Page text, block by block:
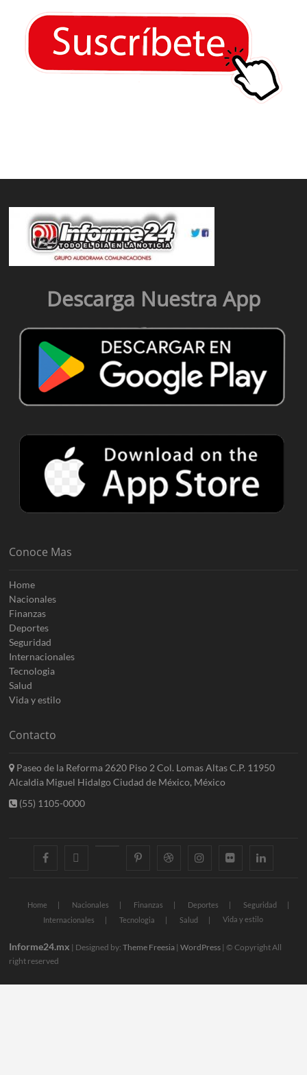
Descarga Nuestra App
Conoce Mas
Home
Nacionales
Finanzas
Deportes
Seguridad
Internacionales
Tecnologia
Salud
Vida y estilo
Contacto
Paseo de la Reforma 2620 Piso 2 Col. Lomas Altas C.P. 11950
Alcaldia Miguel Hidalgo Ciudad de México, México
(55) 1105-0000
facebook googlepluspinterestdribbble instagramflickr linkedin
Home Nacionales Finanzas Deportes
Seguridad
Internacionales
Tecnologia Salud Vida y estilo
Informe24.mx | Designed by:Theme Freesia |WordPress | © Copyright All
right reserved